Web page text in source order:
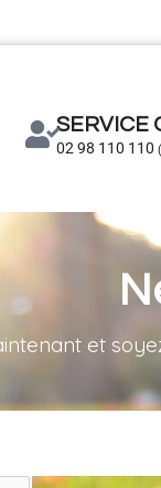
SERVICE
02 98 110 110
et